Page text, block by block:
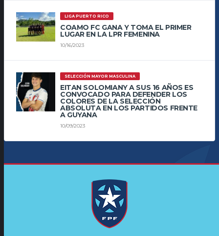
LIGA PUERTO RICO
COAMO FC GANA Y TOMA EL PRIMER
LUGAR EN LA LPR FEMENINA
10/16/2023
SELECCIÓN MAYOR MASCULINA
EITAN SOLOMIANY A SUS 16 AÑOS ES
CONVOCADO PARA DEFENDER LOS
COLORES DE LA SELECCIÓN
ABSOLUTA EN LOS PARTIDOS FRENTE
A GUYANA
10/09/2023